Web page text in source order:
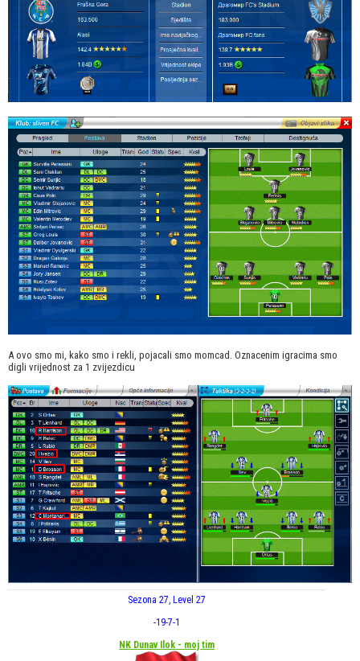
A ovo smo mi, kako smo i rekli, pojacali smo momcad. Oznacenim igracima smo
digli vrijednost za 1 zvijezdicu
Sezona 27, Level 27
-19-7-1
NK Dunav Ilok - moj tim